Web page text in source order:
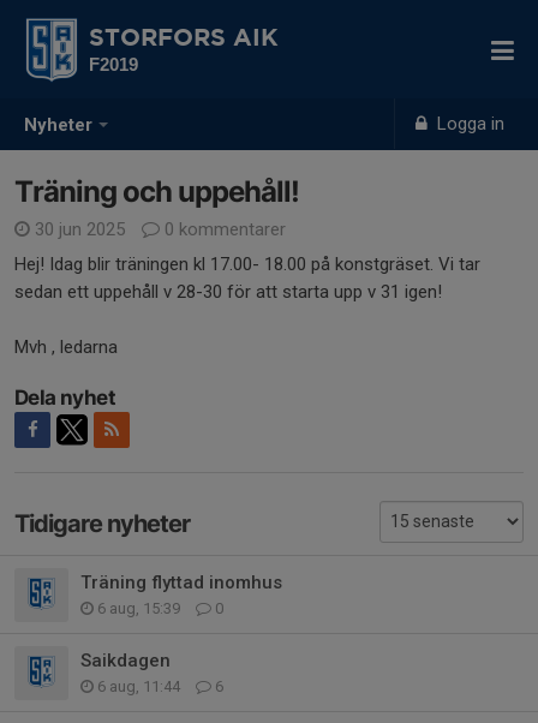
Nyheter Logga in
STORFORS AIK
F2019
Träning och uppehåll!
30 jun 2025
0 kommentarer
Hej! Idag blir träningen kl 17.00- 18.00 på konstgräset. Vi tar
sedan ett uppehåll v 28-30 för att starta upp v 31 igen!
Mvh , ledarna
Dela nyhet
Tidigare nyheter
Träning flyttad inomhus
6 aug, 15:39 0
Saikdagen
6 aug, 11:44 6